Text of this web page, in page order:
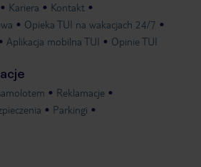
Kariera
Kontakt
Opieka TUI na wakacjach 24/7
Aplikacja mobilna TUI Opinie TUI
Reklamacje
Parkingi